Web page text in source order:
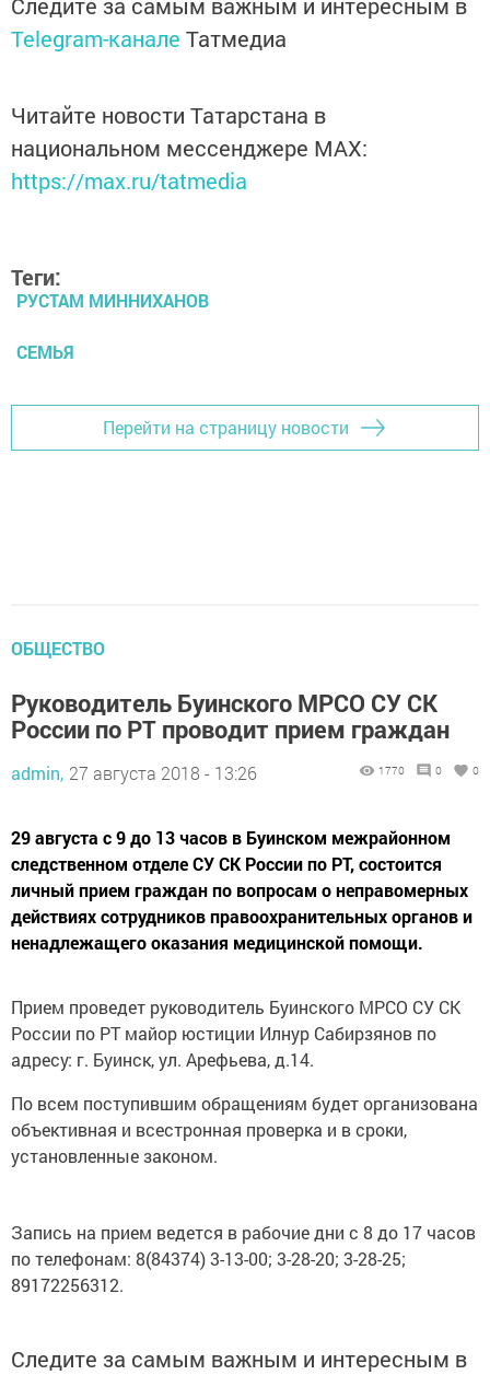
Telegram-канале Татмедиа
Читайте новости Татарстана в
национальном мессенджере MАХ:
https://max.ru/tatmedia
Теги:
РУСТАМ МИННИХАНОВ
СЕМЬЯ
Перейти на страницу новости
ОБЩЕСТВО
Руководитель Буинского МРСО СУ СК
России по РТ проводит прием граждан
admin, 27 августа 2018 - 13:26 1770 0 0
29 августа с 9 до 13 часов в Буинском межрайонном
следственном отделе СУ СК России по РТ, состоится
личный прием граждан по вопросам о неправомерных
действиях сотрудников правоохранительных органов и
ненадлежащего оказания медицинской помощи.
Прием проведет руководитель Буинского МРСО СУ СК
России по РТ майор юстиции Илнур Сабирзянов по
адресу: г. Буинск, ул. Арефьева, д.14.
По всем поступившим обращениям будет организована
объективная и всестронная проверка и в сроки,
установленные законом.
Запись на прием ведется в рабочие дни с 8 до 17 часов
по телефонам: 8(84374) 3-13-00; 3-28-20; 3-28-25;
89172256312.
Следите за самым важным и интересным в